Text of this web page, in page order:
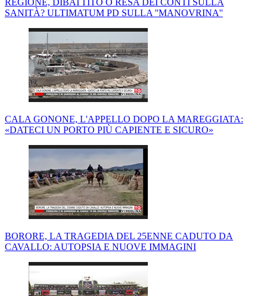
REGIONE, DIBATTITO O RESA DEI CONTI SULLA
SANITÀ? ULTIMATUM PD SULLA ''MANOVRINA''
CALA GONONE, L'APPELLO DOPO LA MAREGGIATA:
«DATECI UN PORTO PIÙ CAPIENTE E SICURO»
BORORE, LA TRAGEDIA DEL 25ENNE CADUTO DA
CAVALLO: AUTOPSIA E NUOVE IMMAGINI